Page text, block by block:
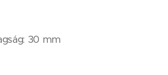
30 mm